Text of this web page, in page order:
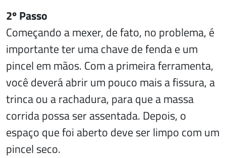
2º Passo
Começando a mexer, de fato, no problema, é
importante ter uma chave de fenda e um
pincel em mãos. Com a primeira ferramenta,
você deverá abrir um pouco mais a fissura, a
trinca ou a rachadura, para que a massa
corrida possa ser assentada. Depois, o
espaço que foi aberto deve ser limpo com um
pincel seco.